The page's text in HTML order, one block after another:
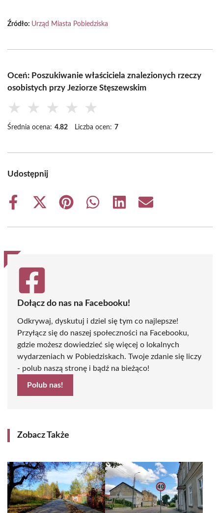
Źródło: Urząd Miasta Pobiedziska
Oceń: Poszukiwanie właściciela znalezionych rzeczy
osobistych przy Jeziorze Stęszewskim
★ ★ ★ ★ ★
Średnia ocena: 4.82 Liczba ocen: 7
Udostępnij
Share
Share
(Twitter)
Share
Share
Share
Share
Dołącz do nas na Facebooku!
Odkrywaj, dyskutuj i dziel się tym co najlepsze!
Przyłącz się do naszej społeczności na Facebooku,
gdzie możesz dowiedzieć się więcej o lokalnych
wydarzeniach w Pobiedziskach. Twoje zdanie się liczy
- polub naszą stronę i bądź na bieżąco!
Polub nas!
Zobacz Także